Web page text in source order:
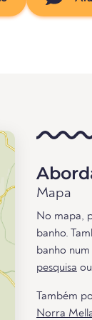
Mapa
No mapa,
banho.
banho
pesquisa ou
Também
Norra